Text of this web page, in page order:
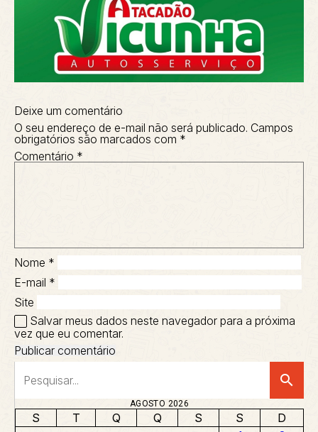
Deixe um comentário
O seu endereço de e-mail não será publicado. Campos
obrigatórios são marcados com *
Comentário *
Nome *
E-mail *
Site
Salvar meus dados neste navegador para a próxima
vez que eu comentar.
search
AGOSTO 2026
S T Q Q S S
D